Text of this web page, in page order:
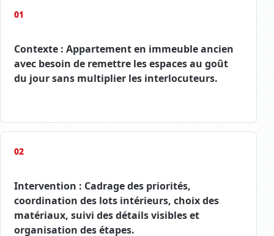
01
Contexte : Appartement en immeuble ancien
avec besoin de remettre les espaces au goût
du jour sans multiplier les interlocuteurs.
02
Intervention : Cadrage des priorités,
coordination des lots intérieurs, choix des
matériaux, suivi des détails visibles et
organisation des étapes.